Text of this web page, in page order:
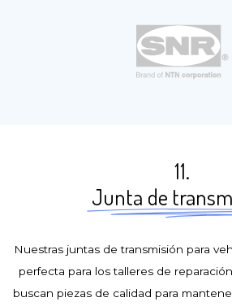
11.
Junta de
Nuestras juntas de transmisión para
perfecta para los talleres de
buscan piezas de calidad para